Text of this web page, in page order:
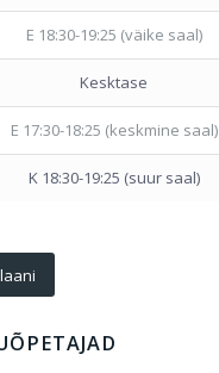
E 18:30-19:25 (väike saal)
Kesktase
E 17:30-18:25 (keskmine saal)
K 18:30-19:25 (suur saal)